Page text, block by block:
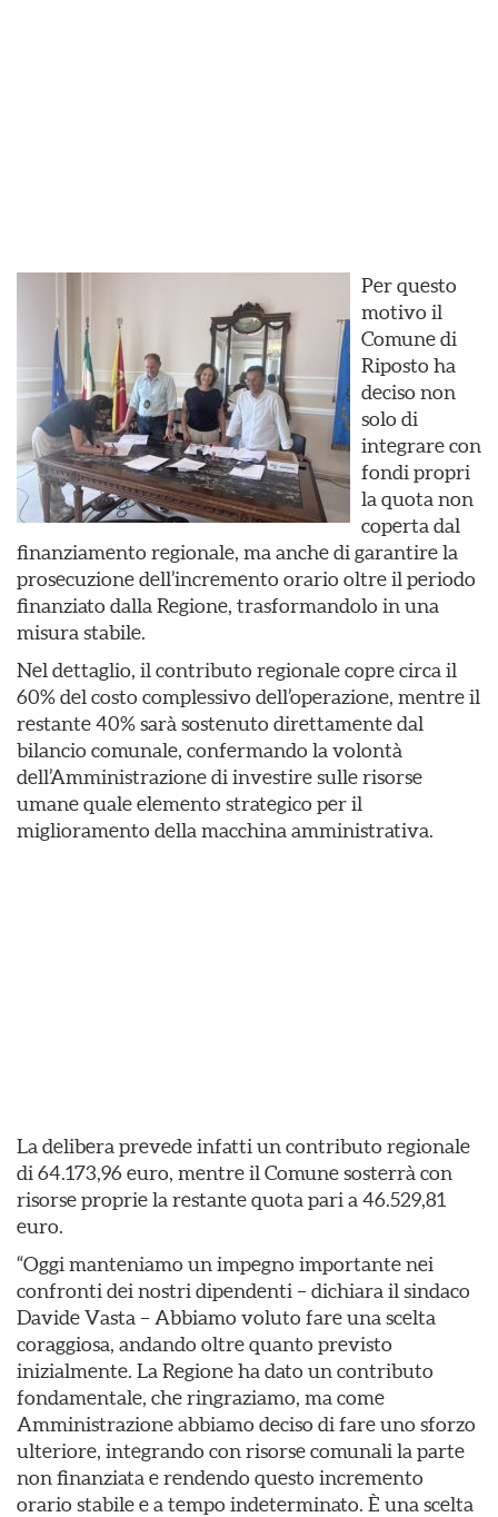
Per questo
motivo il
Comune di
Riposto ha
deciso non
solo di
integrare con
fondi propri
la quota non
coperta dal
finanziamento regionale, ma anche di garantire la
prosecuzione dell’incremento orario oltre il periodo
finanziato dalla Regione, trasformandolo in una
misura stabile.
Nel dettaglio, il contributo regionale copre circa il
60% del costo complessivo dell’operazione, mentre il
restante 40% sarà sostenuto direttamente dal
bilancio comunale, confermando la volontà
dell’Amministrazione di investire sulle risorse
umane quale elemento strategico per il
miglioramento della macchina amministrativa.
La delibera prevede infatti un contributo regionale
di 64.173,96 euro, mentre il Comune sosterrà con
risorse proprie la restante quota pari a 46.529,81
euro.
“Oggi manteniamo un impegno importante nei
confronti dei nostri dipendenti – dichiara il sindaco
Davide Vasta – Abbiamo voluto fare una scelta
coraggiosa, andando oltre quanto previsto
inizialmente. La Regione ha dato un contributo
fondamentale, che ringraziamo, ma come
Amministrazione abbiamo deciso di fare uno sforzo
ulteriore, integrando con risorse comunali la parte
non finanziata e rendendo questo incremento
orario stabile e a tempo indeterminato. È una scelta